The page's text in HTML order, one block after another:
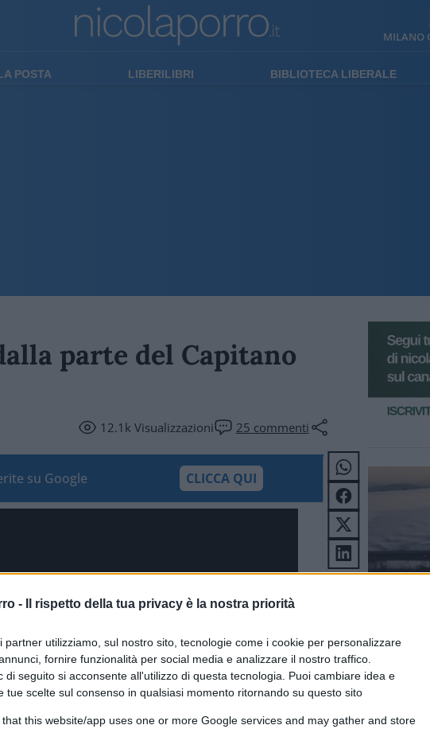
- Il rispetto della tua privacy è la nostra priorità
partner utilizziamo, sul nostro sito, tecnologie come i cookie per personalizzare
fornire funzionalità per social media e analizzare il nostro traffico.
di seguito si acconsente all'utilizzo di questa tecnologia. Puoi cambiare idea e
tue scelte sul consenso in qualsiasi momento ritornando su questo sito
that this website/app uses one or more Google services and may gather and store
MILANO
POSTA LIBERILIBRI BIBLIOTECA LIBERALE
parte del Capitano
12.1kVisualizzazioni 25 commenti
su Google CLICCA QUI